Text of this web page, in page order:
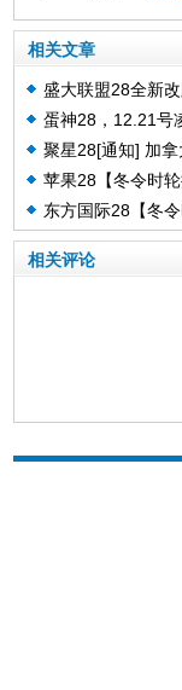
相关文章
盛大联盟28全新
蛋神28，12.21号
聚星28[通知] 加拿
苹果28【冬令时
东方国际28【冬
通知
相关评论